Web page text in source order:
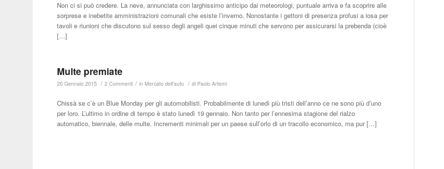
Non ci si può credere. La neve, annunciata con larghissimo anticipo dai meteorologi, puntuale arriva e fa scoprire alle
sorprese e inebetite amministrazioni comunali che esiste l’inverno. Nonostante i gettoni di presenza profusi a iosa per
tavoli e riunioni che discutono sul sesso degli angeli quei cinque minuti che servono per assicurarsi la prebenda (cioè
[…]
Multe premiate
20 Gennaio 2015 / 2 Commenti / inMercato dell'auto / di Paolo Artemi
Chissà se c’è un Blue Monday per gli automobilisti. Probabilmente di lunedì più tristi dell’anno ce ne sono più d’uno
per loro. L’ultimo in ordine di tempo è stato lunedì 19 gennaio. Non tanto per l’ennesima stagione del rialzo
automatico, biennale, delle multe. Incrementi minimali per un paese sull’orlo di un tracollo economico, ma pur […]